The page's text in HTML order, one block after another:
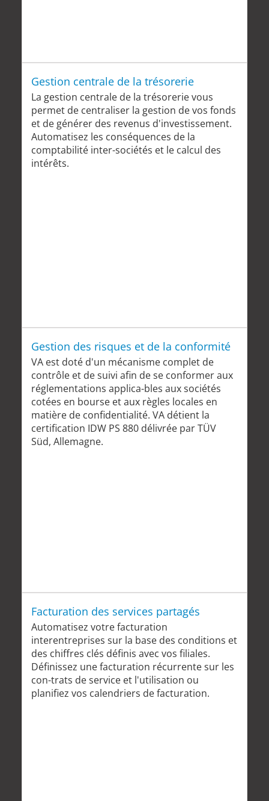
Gestion centrale de la trésorerie
La gestion centrale de la trésorerie vous
permet de centraliser la gestion de vos fonds
et de générer des revenus d'investissement.
Automatisez les conséquences de la
comptabilité inter-sociétés et le calcul des
intérêts.
Gestion des risques et de la conformité
VA est doté d'un mécanisme complet de
contrôle et de suivi afin de se conformer aux
réglementations applica-bles aux sociétés
cotées en bourse et aux règles locales en
matière de confidentialité. VA détient la
certification IDW PS 880 délivrée par TÜV
Süd, Allemagne.
Facturation des services partagés
Automatisez votre facturation
interentreprises sur la base des conditions et
des chiffres clés définis avec vos filiales.
Définissez une facturation récurrente sur les
con-trats de service et l'utilisation ou
planifiez vos calendriers de facturation.